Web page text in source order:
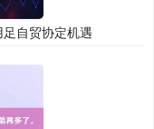
自贸协定机遇